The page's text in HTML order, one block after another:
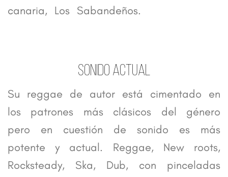
canaria, Los Sabandeños.
SONIDO ACTUAL
Su reggae de autor está cimentado en
los patrones más clásicos del género
pero en cuestión de sonido es más
potente y actual. Reggae, New roots,
Rocksteady, Ska, Dub, con pinceladas